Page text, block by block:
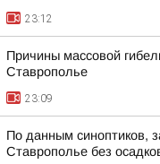
23:12
Причины массовой
Ставрополье
23:09
По данным синоптиков,
Ставрополье без